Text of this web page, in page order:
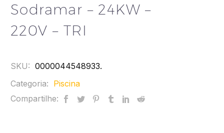
Sodramar – 24KW –
220V – TRI
SKU: 0000044548933.
Categoria: Piscina
Compartilhe: